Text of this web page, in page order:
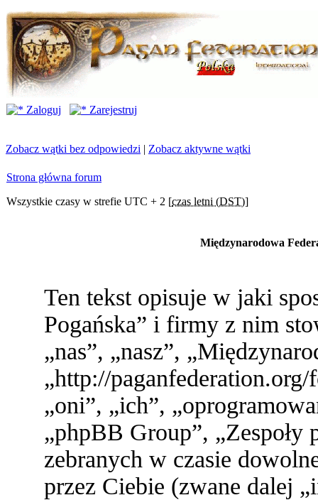
Zaloguj Zarejestruj
Zobacz wątki bez odpowiedzi | Zobacz aktywne wątki
Strona główna forum
Wszystkie czasy w strefie UTC + 2 [czas letni (DST)]
Międzynarodowa
Ten tekst opisuje w jaki
Pogańska” i firmy z nim
„nas”, „nasz”,
„http://
„oni”, „ich”,
„phpBB Group”,
zebranych w czasie
przez Ciebie (zwane dalej